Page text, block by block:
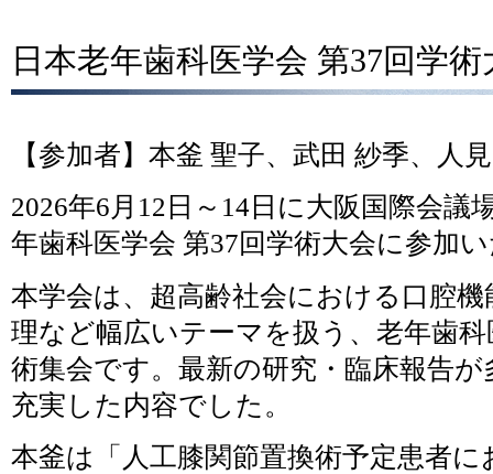
日本老年歯科医学会 第37回学術
【参加者】本釜 聖子、武田 紗季、人
2026年6月12日～14日に大阪国際会議
年歯科医学会 第37回学術大会に参加
本学会は、超高齢社会における口腔
理など幅広いテーマを扱う、老年歯
術集会です。最新の研究・臨床報告
充実した内容でした。
本釜は「人工膝関節置換術予定患者